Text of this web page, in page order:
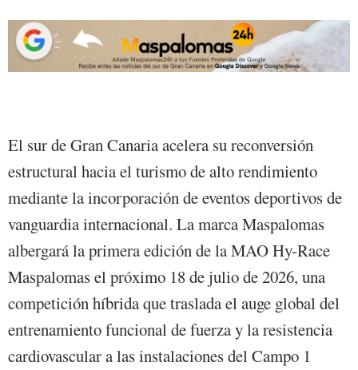
El sur de Gran Canaria acelera su reconversión
estructural hacia el turismo de alto rendimiento
mediante la incorporación de eventos deportivos de
vanguardia internacional. La marca Maspalomas
albergará la primera edición de la MAO Hy-Race
Maspalomas el próximo 18 de julio de 2026, una
competición híbrida que traslada el auge global del
entrenamiento funcional de fuerza y la resistencia
cardiovascular a las instalaciones del Campo 1